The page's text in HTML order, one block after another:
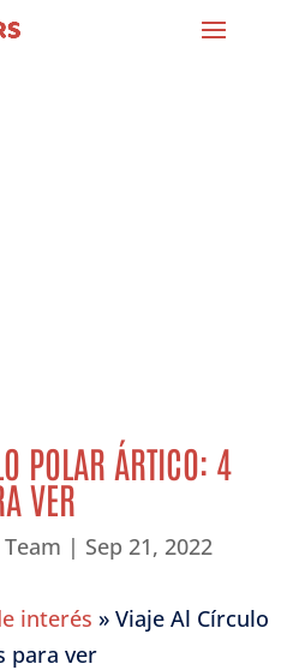
POLAR ÁRTICO: 4
VER
Sep 21, 2022
interés » Viaje Al Círculo
para ver